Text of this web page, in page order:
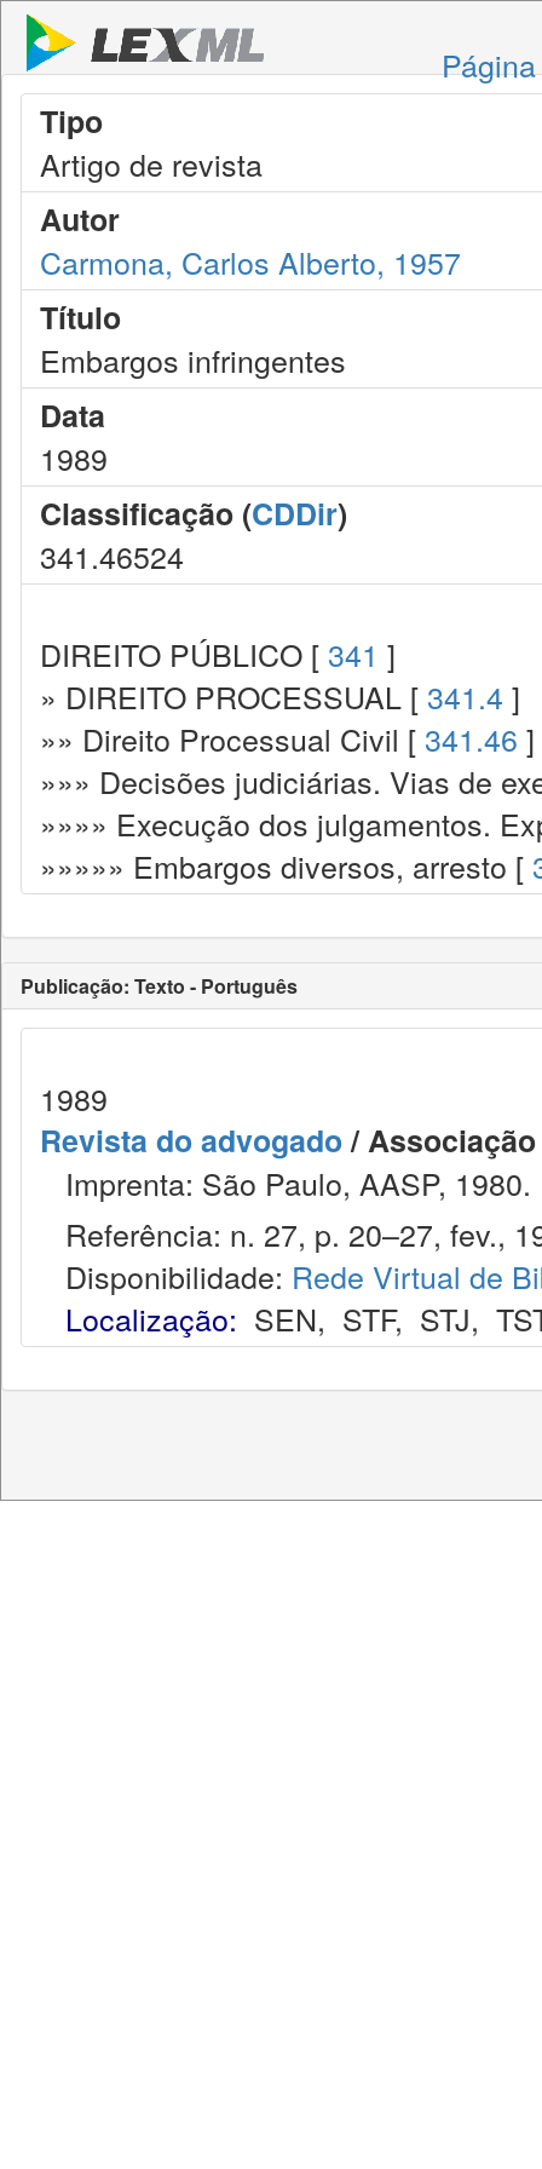
Tipo
Artigo de revista
Autor
Carmona, Carlos Alberto, 1957
Título
Embargos infringentes
Data
1989
Classificação (CDDir)
341.46524
DIREITO PÚBLICO [ 341 ]
» DIREITO PROCESSUAL [ 341.4 ]
»» Direito Processual Civil [ 341.46 ]
»»» Decisões judiciárias. Vias de
»»»» Execução dos julgamentos.
»»»»» Embargos diversos, arresto [
Publicação: Texto - Português
1989
Revista do advogado/
Imprenta: São Paulo, AASP, 1980.
Referência: n. 27, p. 20–27, fev.,
Disponibilidade: Rede Virtual de
Localização: SEN, STF, STJ,